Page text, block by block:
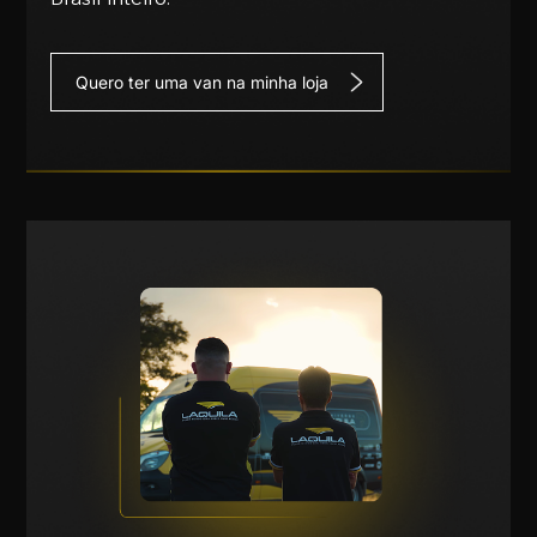
Quero ter uma van na minha loja